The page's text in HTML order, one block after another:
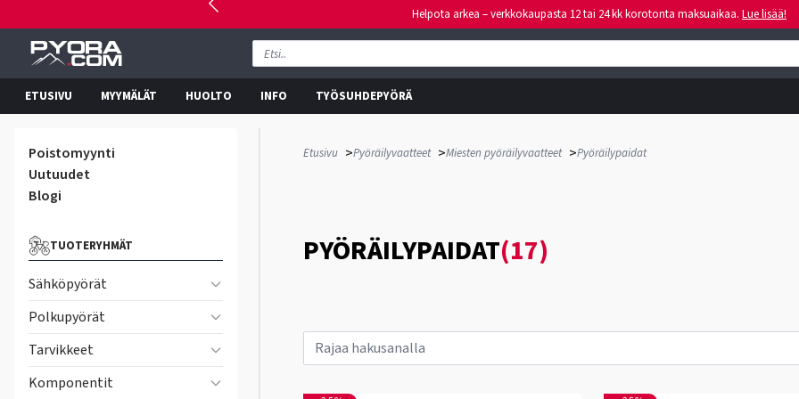
Helpota arkea – verkkokaupasta 12 tai 24 kk korotonta maksuaikaa. Lue lisää!
ETUSIVU MYYMÄLÄT HUOLTO INFO TYÖSUHDEPYÖRÄ
Poistomyynti
Uutuudet
Blogi
TUOTERYHMÄT
Sähköpyörät
Polkupyörät
Tarvikkeet
Komponentit
Etusivu >Pyöräilyvaatteet >Miesten pyöräilyvaatteet >Pyöräilypaidat
PYÖRÄILYPAIDAT(17)